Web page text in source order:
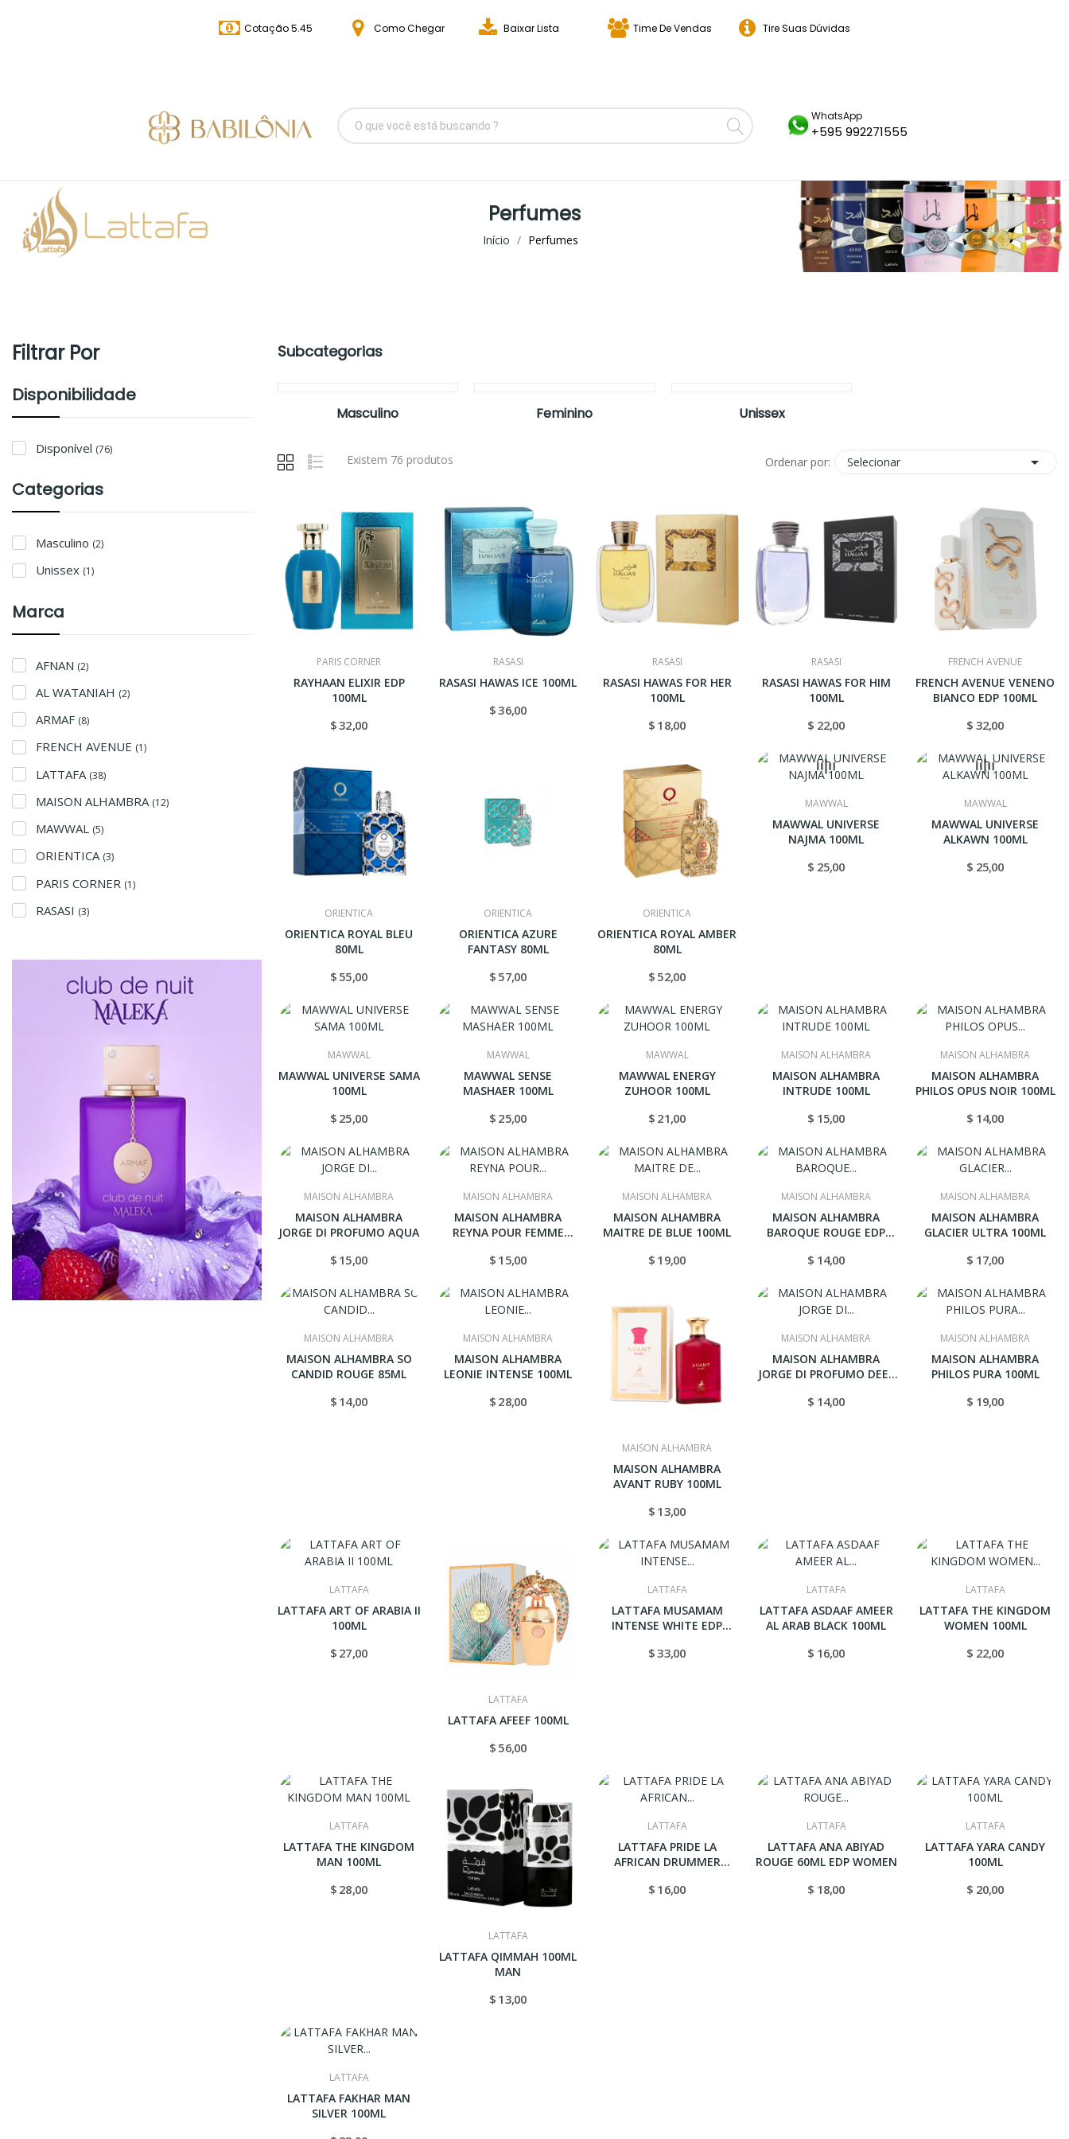
Cotação 5.45 Como Chegar Baixar Lista Time De Vendas Tire Suas Dúvidas
WhatsApp
+595 992271555
Perfumes
Início Perfumes
Filtrar Por
Disponibilidade
Disponível (76)
Categorias
Masculino (2)
Unissex (1)
Marca
AFNAN (2)
AL WATANIAH (2)
ARMAF (8)
FRENCH AVENUE (1)
LATTAFA (38)
MAISON ALHAMBRA (12)
MAWWAL (5)
ORIENTICA (3)
PARIS CORNER (1)
RASASI (3)
Subcategorias
Masculino Feminino Unissex
Existem 76 produtos Ordenar por: Selecionar 
PARIS CORNER
RAYHAAN ELIXIR EDP
100ML
$ 32,00
RASASI
RASASI HAWAS ICE 100ML
$ 36,00
RASASI
RASASI HAWAS FOR HER
100ML
$ 18,00
RASASI
RASASI HAWAS FOR HIM
100ML
$ 22,00
FRENCH AVENUE
FRENCH AVENUE VENENO
BIANCO EDP 100ML
$ 32,00
ORIENTICA
ORIENTICA ROYAL BLEU
80ML
$ 55,00
ORIENTICA
ORIENTICA AZURE
FANTASY 80ML
$ 57,00
ORIENTICA
ORIENTICA ROYAL AMBER
80ML
$ 52,00
MAWWAL
MAWWAL UNIVERSE
NAJMA 100ML
$ 25,00
MAWWAL
MAWWAL UNIVERSE
ALKAWN 100ML
$ 25,00
MAWWAL
MAWWAL UNIVERSE SAMA
100ML
$ 25,00
MAWWAL
MAWWAL SENSE
MASHAER 100ML
$ 25,00
MAWWAL
MAWWAL ENERGY
ZUHOOR 100ML
$ 21,00
MAISON ALHAMBRA
MAISON ALHAMBRA
INTRUDE 100ML
$ 15,00
MAISON ALHAMBRA
MAISON ALHAMBRA
PHILOS OPUS NOIR 100ML
$ 14,00
MAISON ALHAMBRA
MAISON ALHAMBRA
JORGE DI PROFUMO AQUA
$ 15,00
MAISON ALHAMBRA
MAISON ALHAMBRA
REYNA POUR FEMME
$ 15,00
MAISON ALHAMBRA
MAISON ALHAMBRA
MAITRE DE BLUE 100ML
$ 19,00
MAISON ALHAMBRA
MAISON ALHAMBRA
BAROQUE ROUGE EDP
$ 14,00
MAISON ALHAMBRA
MAISON ALHAMBRA
GLACIER ULTRA 100ML
$ 17,00
MAISON ALHAMBRA
MAISON ALHAMBRA SO
CANDID ROUGE 85ML
$ 14,00
MAISON ALHAMBRA
MAISON ALHAMBRA
LEONIE INTENSE 100ML
$ 28,00
MAISON ALHAMBRA
MAISON ALHAMBRA
AVANT RUBY 100ML
$ 13,00
MAISON ALHAMBRA
MAISON ALHAMBRA
JORGE DI PROFUMO DEEP
$ 14,00
MAISON ALHAMBRA
MAISON ALHAMBRA
PHILOS PURA 100ML
$ 19,00
LATTAFA
LATTAFA ART OF ARABIA II
100ML
$ 27,00
LATTAFA
LATTAFA AFEEF 100ML
$ 56,00
LATTAFA
LATTAFA MUSAMAM
INTENSE WHITE EDP
$ 33,00
LATTAFA
LATTAFA ASDAAF AMEER
AL ARAB BLACK 100ML
$ 16,00
LATTAFA
LATTAFA THE KINGDOM
WOMEN 100ML
$ 22,00
LATTAFA
LATTAFA THE KINGDOM
MAN 100ML
$ 28,00
LATTAFA
LATTAFA QIMMAH 100ML
MAN
$ 13,00
LATTAFA
LATTAFA PRIDE LA
AFRICAN DRUMMER
$ 16,00
LATTAFA
LATTAFA ANA ABIYAD
ROUGE 60ML EDP WOMEN
$ 18,00
LATTAFA
LATTAFA YARA CANDY
100ML
$ 20,00
LATTAFA
LATTAFA FAKHAR MAN
SILVER 100ML